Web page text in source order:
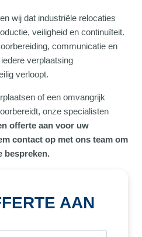
wij dat industriële relocaties
veiligheid en continuïteit.
communicatie en
verplaatsing
verloopt.
of een omvangrijk
onze specialisten
offerte aan voor uw
contact op met ons team om
bespreken.
AAN